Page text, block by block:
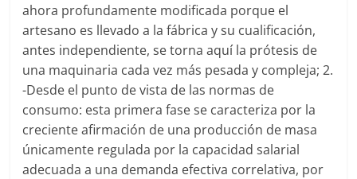
ahora profundamente modificada porque el
artesano es llevado a la fábrica y su cualificación,
antes independiente, se torna aquí la prótesis de
una maquinaria cada vez más pesada y compleja; 2.
-Desde el punto de vista de las normas de
consumo: esta primera fase se caracteriza por la
creciente afirmación de una producción de masa
únicamente regulada por la capacidad salarial
adecuada a una demanda efectiva correlativa, por